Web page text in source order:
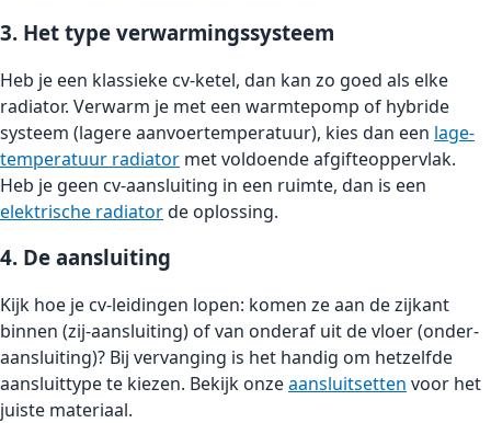
3. Het type verwarmingssysteem
Heb je een klassieke cv-ketel, dan kan zo goed als elke
radiator. Verwarm je met een warmtepomp of hybride
systeem (lagere aanvoertemperatuur), kies dan een lage-
temperatuur radiator met voldoende afgifteoppervlak.
Heb je geen cv-aansluiting in een ruimte, dan is een
elektrische radiatorde oplossing.
4. De aansluiting
Kijk hoe je cv-leidingen lopen: komen ze aan de zijkant
binnen (zij-aansluiting) of van onderaf uit de vloer (onder-
aansluiting)? Bij vervanging is het handig om hetzelfde
aansluittype te kiezen. Bekijk onzeaansluitsetten voor het
juiste materiaal.